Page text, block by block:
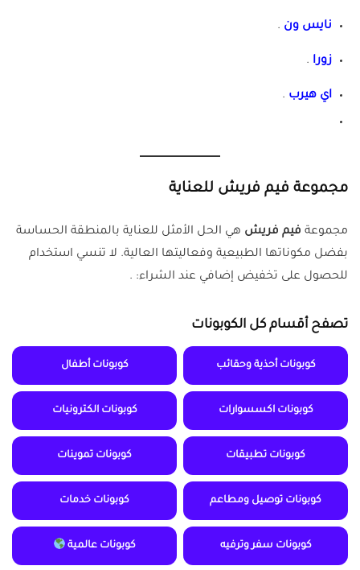
نايس ون .
زورا .
اي هيرب .
مجموعة فيم فريش للعناية
مجموعة فيم فريش هي الحل الأمثل للعناية بالمنطقة الحساسة
بفضل مكوناتها الطبيعية وفعاليتها العالية. لا تنسي استخدام
للحصول على تخفيض إضافي عند الشراء: .
تصفح أقسام كل الكوبونات
كوبونات أحذية وحقائب كوبونات أطفال
كوبونات اكسسوارات كوبونات الكترونيات
كوبونات تطبيقات كوبونات تموينات
كوبونات توصيل ومطاعم كوبونات خدمات
كوبونات سفر وترفيه كوبونات عالمية